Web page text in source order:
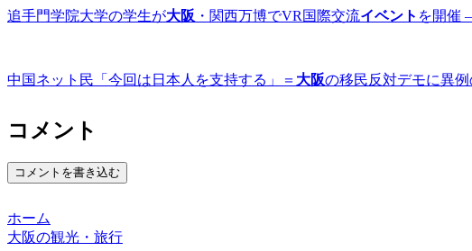
追手門学院大学の学生が大阪 ・関西万博でVR国際交流イベント を開催
中国ネット民「今回は日本人を支持する」＝ 大阪の移民反対デモに異例
コメント
コメントを書き込む
ホーム
大阪の観光・旅行